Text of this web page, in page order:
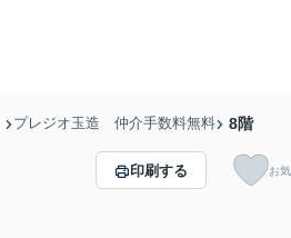
プレジオ玉造 仲介手数料無料 8階
印刷する お